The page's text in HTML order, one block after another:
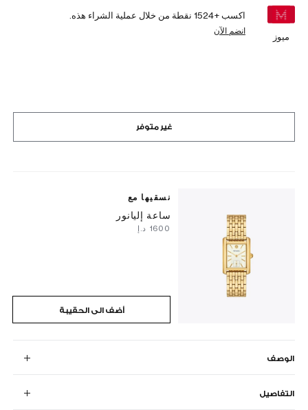
ميوز
اكسب +1524 نقطة من خلال عملية الشراء هذه.
انضم الآن
غير متوفر
نسقيها مع
ساعة إليانور
أضف الى الحقيبة
الوصف
التفاصيل